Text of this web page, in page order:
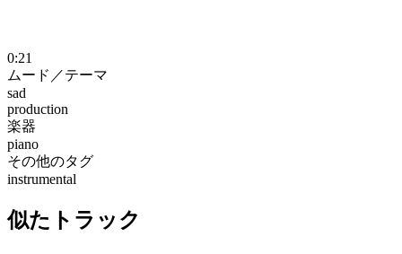
0:21
ムード／テーマ
sad
production
楽器
piano
その他のタグ
instrumental
似たトラック